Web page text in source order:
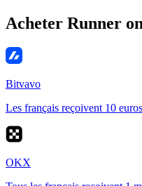
Acheter Runner
Bitvavo
Les français reçoivent 10
OKX